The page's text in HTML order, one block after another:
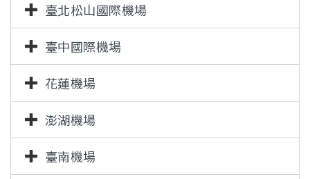
臺北松山國際機場
臺中國際機場
花蓮機場
澎湖機場
臺南機場